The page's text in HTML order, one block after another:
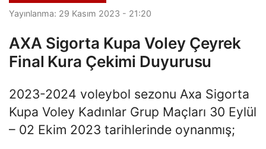
Yayınlanma: 29 Kasım 2023 - 21:20
AXA Sigorta Kupa Voley Çeyrek
Final Kura Çekimi Duyurusu
2023-2024 voleybol sezonu Axa Sigorta
Kupa Voley Kadınlar Grup Maçları 30 Eylül
– 02 Ekim 2023 tarihlerinde oynanmış;